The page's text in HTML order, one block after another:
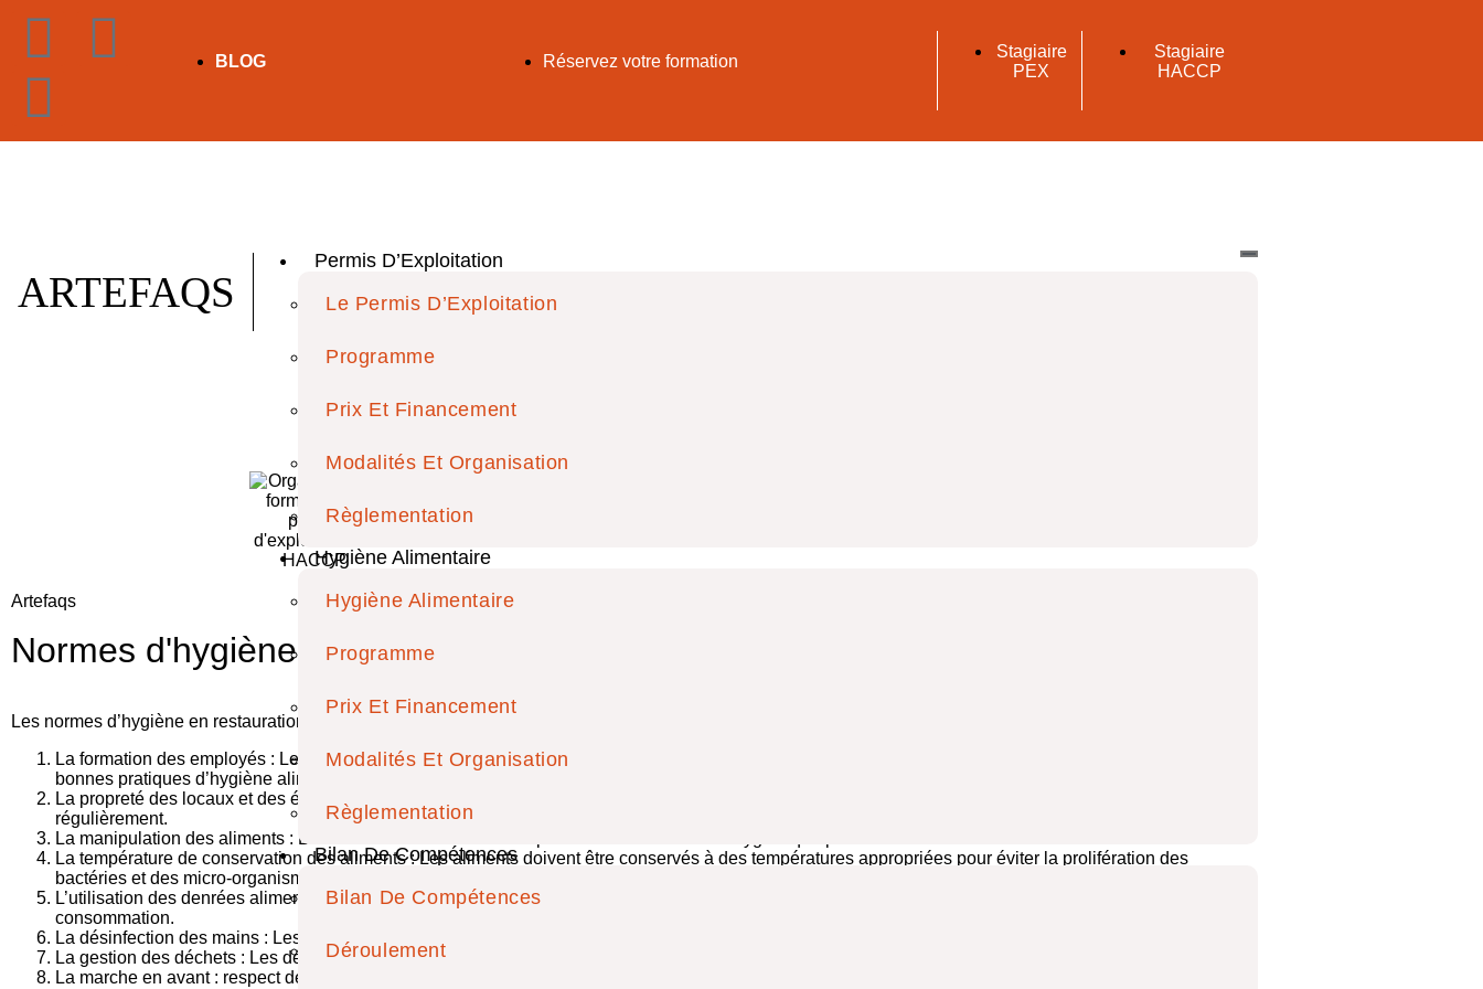
BLOG Réservez votre formation
Stagiaire
PEX
Stagiaire
HACCP
ARTEFAQS
Permis D’Exploitation
Le Permis D’Exploitation
Programme
Prix Et Financement
Modalités Et Organisation
Règlementation
Hygiène Alimentaire
Hygiène Alimentaire
Programme
Prix Et Financement
Modalités Et Organisation
Règlementation
Bilan De Compétences
Bilan De Compétences
Déroulement
Artefaqs
Normes d'hygiène en restauration sur Avignon
Les normes d’hygiène en restauration sont d’application nationale et européenne, elles comprennent généralement les éléments suivants :
La formation des employés : Les employés travaillant dans la cuisine ou en contact direct avec les aliments doivent avoir suivi une formation sur les
bonnes pratiques d’hygiène alimentaire.
La propreté des locaux et des équipements : Les locaux et les équipements utilisés pour la préparation des aliments doivent être propres et entretenus
régulièrement.
La manipulation des aliments : Les aliments doivent être manipulés de manière sûre et hygiénique pour éviter la contamination croisée.
La température de conservation des aliments : Les aliments doivent être conservés à des températures appropriées pour éviter la prolifération des
bactéries et des micro-organismes.
L’utilisation des denrées alimentaires : Les denrées alimentaires doivent être stockées, manipulées et utilisées en respectant les dates limites de
consommation.
La désinfection des mains : Les employés doivent se laver régulièrement les mains (savon bactéricide)
La gestion des déchets : Les déchets alimentaires doivent être stockés et éliminés de manière appropriée pour éviter les risques de contamination.
La marche en avant : respect des circuits propres et sales en cuisine